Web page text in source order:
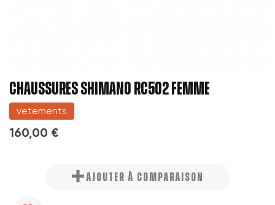
CHAUSSURES SHIMANO RC502 FEMME
vetements
160,00 €
AJOUTER À COMPARAISON